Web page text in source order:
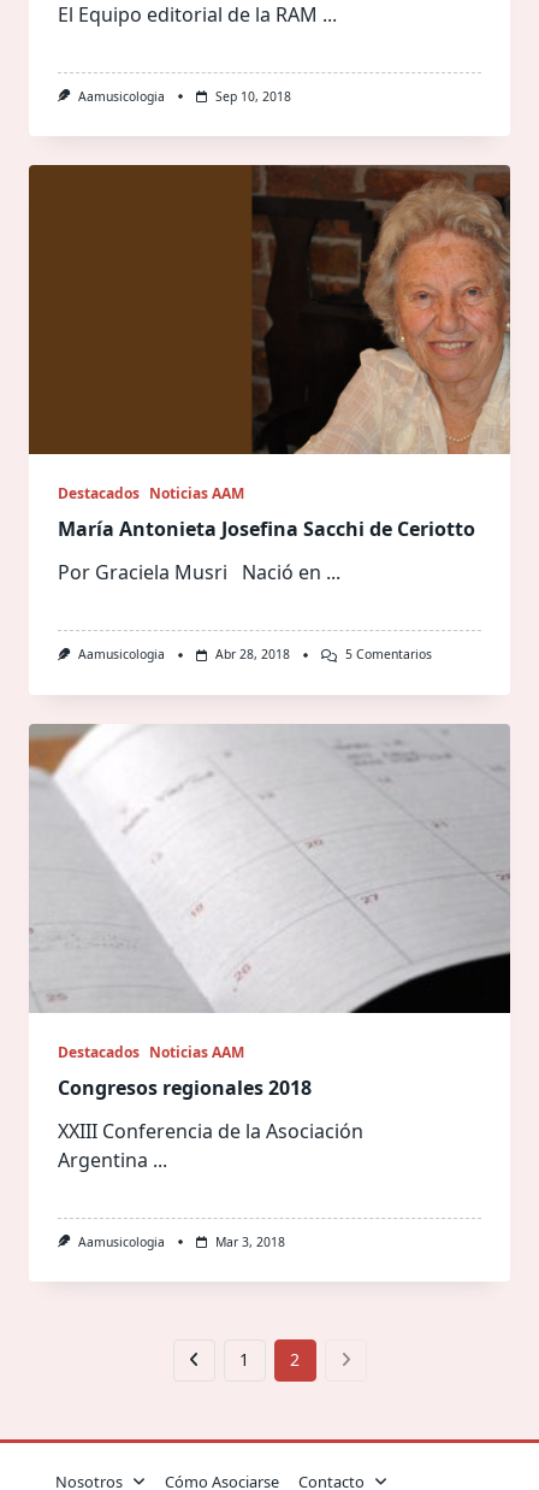
El Equipo editorial de la RAM ...
Aamusicologia Sep 10, 2018
Destacados Noticias AAM
María Antonieta Josefina Sacchi de Ceriotto
Por Graciela Musri Nació en ...
Aamusicologia Abr 28, 2018 5 ComentariosEn
Sacchi
Ceriotto
Destacados Noticias AAM
Congresos regionales 2018
XXIII Conferencia de la Asociación
Argentina ...
Aamusicologia Mar 3, 2018
1 2
Nosotros Cómo Asociarse Contacto